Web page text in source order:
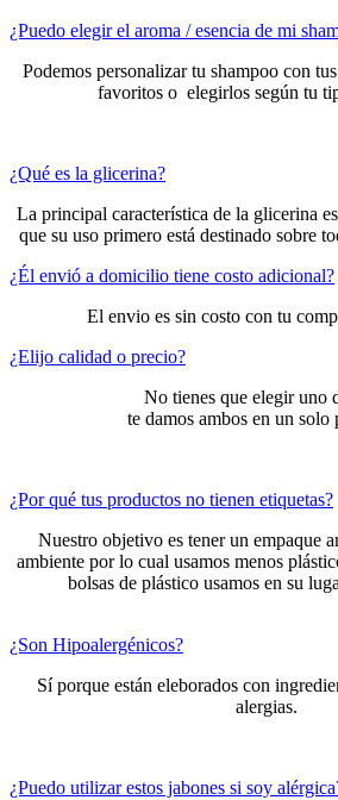
¿Puedo elegir el aroma / esencia de mi
Podemos personalizar tu shampoo con
favoritos o elegirlos según tu
¿Qué es la glicerina?
La principal característica de la glicerina
que su uso primero está destinado sobre
¿Él envió a domicilio tiene costo adicional?
El envio es sin costo con tu
¿Elijo calidad o precio?
No tienes que elegir uno
te damos ambos en un solo
¿Por qué tus productos no tienen etiquetas?
Nuestro objetivo es tener un empaque
ambiente por lo cual usamos menos
bolsas de plástico usamos en su
¿Son Hipoalergénicos?
Sí porque están eleborados con
alergias.
¿Puedo utilizar estos jabones si soy